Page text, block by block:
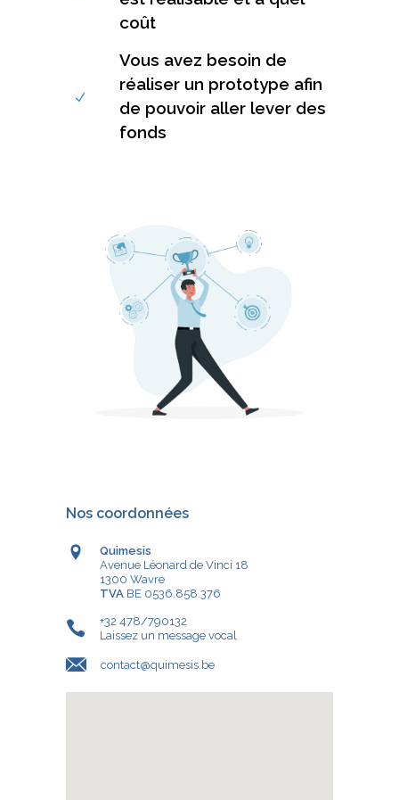
coût
Vous avez besoin de
réaliser un prototype afin
de pouvoir aller lever des
fonds
Nos coordonnées
Quimesis
Avenue Léonard de Vinci 18
1300 Wavre
TVA BE 0536.858.376
+32 478/790132
Laissez un message vocal
contact@quimesis.be